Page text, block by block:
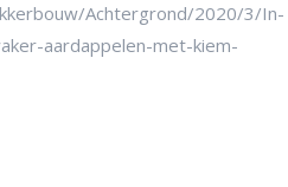
Achtergrond/2020/3/In-
aardappelen-met-kiem-